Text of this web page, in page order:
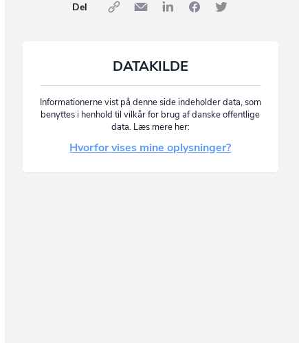
Del
DATAKILDE
Informationerne vist på denne side indeholder data, som
benyttes i henhold til vilkår for brug af danske offentlige
data. Læs mere her:
Hvorfor vises mine oplysninger?